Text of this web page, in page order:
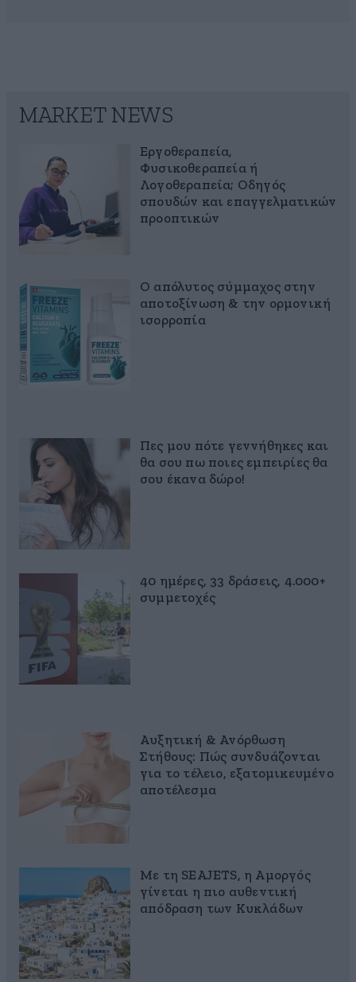
MARKET NEWS
Εργοθεραπεία,
Φυσικοθεραπεία ή
Λογοθεραπεία; Οδηγός
σπουδών και επαγγελματικών
προοπτικών
Ο απόλυτος σύμμαχος στην
αποτοξίνωση & την ορμονική
ισορροπία
Πες μου πότε γεννήθηκες και
θα σου πω ποιες εμπειρίες θα
σου έκανα δώρο!
40 ημέρες, 33 δράσεις, 4.000+
συμμετοχές
Αυξητική & Ανόρθωση
Στήθους: Πώς συνδυάζονται
για το τέλειο, εξατομικευμένο
αποτέλεσμα
Με τη SEAJETS, η Αμοργός
γίνεται η πιο αυθεντική
απόδραση των Κυκλάδων